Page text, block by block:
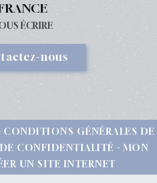
ÉCRIRE
nous
CONDITIONS GÉNÉRALES DE
CONFIDENTIALITÉ
MON
UN SITE INTERNET